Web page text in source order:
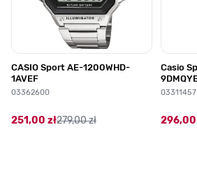
CASIO Sport AE-1200WHD-
1AVEF
03362600
251,00 zł279,00 zł
Casio
03311457
296,00